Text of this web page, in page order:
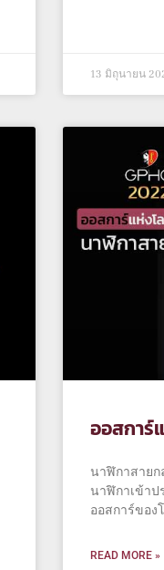
13 มิถุนายน
ออสการ์
นาฬิกาสาย
นาฬิกาเข้าป
ออสการ์ของ
READ MORE »